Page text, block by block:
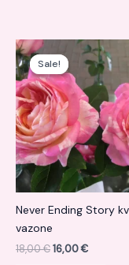
Sale!
Sale!
Never Ending Story
vazone
18,00€
Original
price
was:
18,00 €.
16,00€
Current
price
is:
16,00 €.